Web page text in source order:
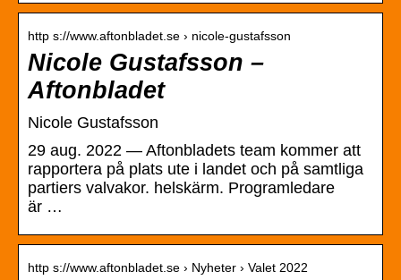
http s://www.aftonbladet.se › nicole-gustafsson
Nicole Gustafsson –
Aftonbladet
Nicole Gustafsson
29 aug. 2022 — Aftonbladets team kommer att
rapportera på plats ute i landet och på samtliga
partiers valvakor. helskärm. Programledare
är …
http s://www.aftonbladet.se › Nyheter › Valet 2022